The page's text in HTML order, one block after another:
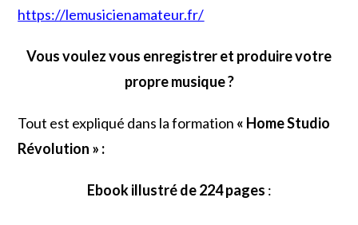
https://lemusicienamateur.fr/
Vous voulez vous enregistrer et produire votre
propre musique ?
Tout est expliqué dans la formation « Home Studio
Révolution » :
Ebook illustré de 224 pages :